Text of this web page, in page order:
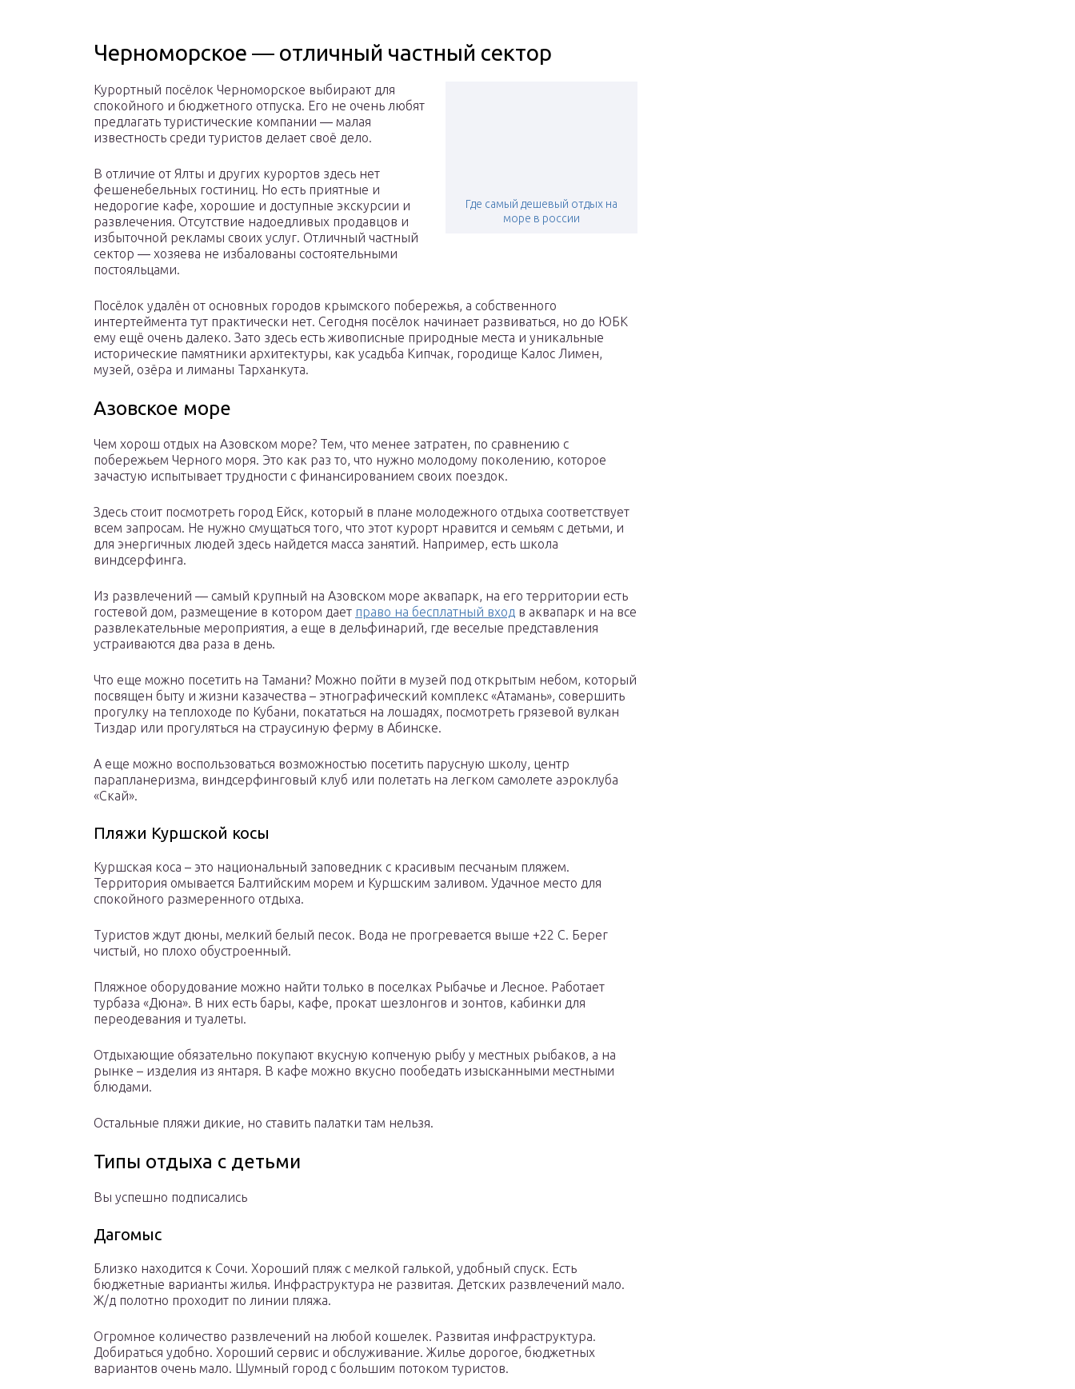
Черноморское ― отличный частный сектор
Где самый дешевый отдых на
море в россии
Курортный посёлок Черноморское выбирают для
спокойного и бюджетного отпуска. Его не очень любят
предлагать туристические компании ― малая
известность среди туристов делает своё дело.
В отличие от Ялты и других курортов здесь нет
фешенебельных гостиниц. Но есть приятные и
недорогие кафе, хорошие и доступные экскурсии и
развлечения. Отсутствие надоедливых продавцов и
избыточной рекламы своих услуг. Отличный частный
сектор ― хозяева не избалованы состоятельными
постояльцами.
Посёлок удалён от основных городов крымского побережья, а собственного
интертеймента тут практически нет. Сегодня посёлок начинает развиваться, но до ЮБК
ему ещё очень далеко. Зато здесь есть живописные природные места и уникальные
исторические памятники архитектуры, как усадьба Кипчак, городище Калос Лимен,
музей, озёра и лиманы Тарханкута.
Азовское море
Чем хорош отдых на Азовском море? Тем, что менее затратен, по сравнению с
побережьем Черного моря. Это как раз то, что нужно молодому поколению, которое
зачастую испытывает трудности с финансированием своих поездок.
Здесь стоит посмотреть город Ейск, который в плане молодежного отдыха соответствует
всем запросам. Не нужно смущаться того, что этот курорт нравится и семьям с детьми, и
для энергичных людей здесь найдется масса занятий. Например, есть школа
виндсерфинга.
Из развлечений — самый крупный на Азовском море аквапарк, на его территории есть
гостевой дом, размещение в котором дает право на бесплатный вход в аквапарк и на все
развлекательные мероприятия, а еще в дельфинарий, где веселые представления
устраиваются два раза в день.
Что еще можно посетить на Тамани? Можно пойти в музей под открытым небом, который
посвящен быту и жизни казачества – этнографический комплекс «Атамань», совершить
прогулку на теплоходе по Кубани, покататься на лошадях, посмотреть грязевой вулкан
Тиздар или прогуляться на страусиную ферму в Абинске.
А еще можно воспользоваться возможностью посетить парусную школу, центр
парапланеризма, виндсерфинговый клуб или полетать на легком самолете аэроклуба
«Скай».
Пляжи Куршской косы
Куршская коса – это национальный заповедник с красивым песчаным пляжем.
Территория омывается Балтийским морем и Куршским заливом. Удачное место для
спокойного размеренного отдыха.
Туристов ждут дюны, мелкий белый песок. Вода не прогревается выше +22 С. Берег
чистый, но плохо обустроенный.
Пляжное оборудование можно найти только в поселках Рыбачье и Лесное. Работает
турбаза «Дюна». В них есть бары, кафе, прокат шезлонгов и зонтов, кабинки для
переодевания и туалеты.
Отдыхающие обязательно покупают вкусную копченую рыбу у местных рыбаков, а на
рынке – изделия из янтаря. В кафе можно вкусно пообедать изысканными местными
блюдами.
Остальные пляжи дикие, но ставить палатки там нельзя.
Типы отдыха с детьми
Вы успешно подписались
Дагомыс
Близко находится к Сочи. Хороший пляж с мелкой галькой, удобный спуск. Есть
бюджетные варианты жилья. Инфраструктура не развитая. Детских развлечений мало.
Ж/д полотно проходит по линии пляжа.
Огромное количество развлечений на любой кошелек. Развитая инфраструктура.
Добираться удобно. Хороший сервис и обслуживание. Жилье дорогое, бюджетных
вариантов очень мало. Шумный город с большим потоком туристов.